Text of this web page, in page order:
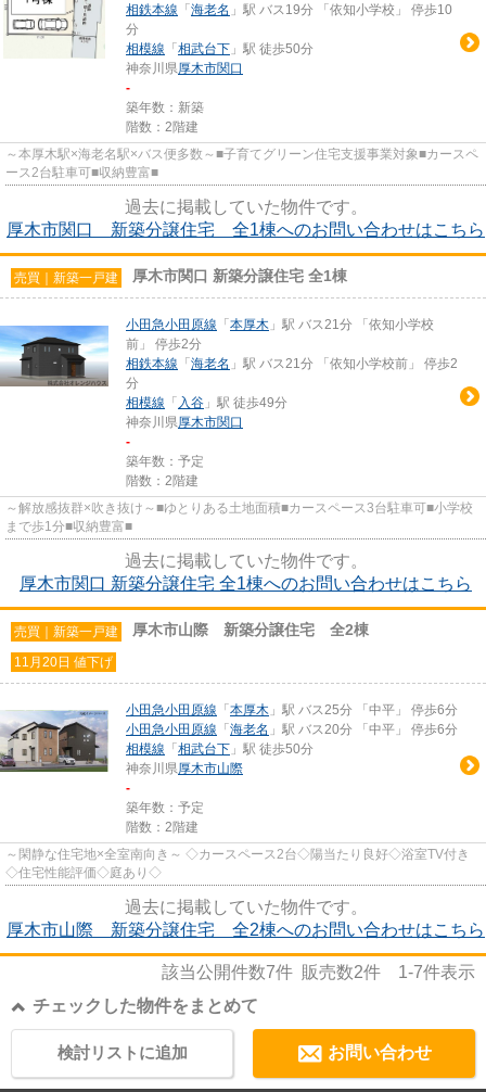
相鉄本線 「 海老名 」駅 バス19分 「依知小学校」 停歩10
分
相模線 「 相武台下 」駅 徒歩50分
神奈川県厚木市関口
-
築年数：新築
階数：2階建
～本厚木駅×海老名駅×バス便多数～■子育てグリーン住宅支援事業対象■カースペ
ース2台駐車可■収納豊富■
過去に掲載していた物件です。
厚木市関口 新築分譲住宅 全1棟へのお問い合わせはこちら
売買｜新築一戸建 厚木市関口 新築分譲住宅 全1棟
小田急小田原線 「 本厚木 」駅 バス21分 「依知小学校
前」 停歩2分
相鉄本線 「 海老名 」駅 バス21分 「依知小学校前」 停歩2
分
相模線 「 入谷 」駅 徒歩49分
神奈川県厚木市関口
-
築年数：予定
階数：2階建
～解放感抜群×吹き抜け～■ゆとりある土地面積■カースペース3台駐車可■小学校
まで歩1分■収納豊富■
過去に掲載していた物件です。
厚木市関口 新築分譲住宅 全1棟へのお問い合わせはこちら
売買｜新築一戸建 厚木市山際 新築分譲住宅 全2棟
11月20日 値下げ
小田急小田原線 「 本厚木 」駅 バス25分 「中平」 停歩6分
小田急小田原線 「 海老名 」駅 バス20分 「中平」 停歩6分
相模線 「 相武台下 」駅 徒歩50分
神奈川県厚木市山際
-
築年数：予定
階数：2階建
～閑静な住宅地×全室南向き～ ◇カースペース2台◇陽当たり良好◇浴室TV付き
◇住宅性能評価◇庭あり◇
過去に掲載していた物件です。
厚木市山際 新築分譲住宅 全2棟へのお問い合わせはこちら
該当公開件数7件 販売数2件 1-7件表示
チェックした物件をまとめて
お問い合わせ
検討リストに追加